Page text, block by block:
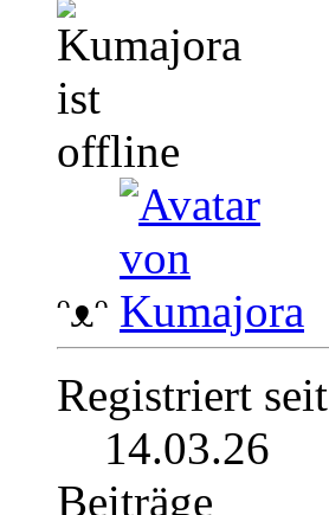
ᵔᴥᵔ
Registriert seit
14.03.26
Beiträge